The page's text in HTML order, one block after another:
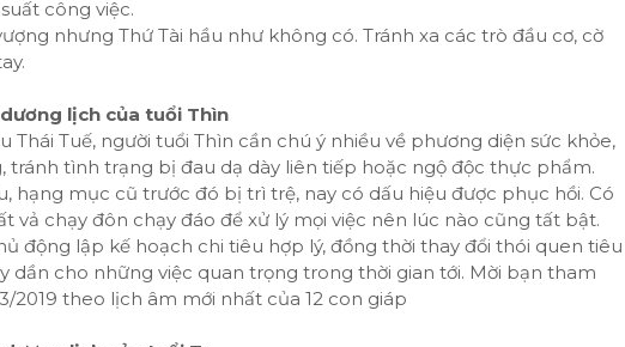
công việc.
nhưng Thứ Tài hầu như không có. Tránh xa các trò đầu cơ, cờ
lịch của tuổi Thìn
Thái Tuế, người tuổi Thìn cần chú ý nhiều về phương diện sức khỏe,
tránh tình trạng bị đau dạ dày liên tiếp hoặc ngộ độc thực phẩm.
hạng mục cũ trước đó bị trì trệ, nay có dấu hiệu được phục hồi. Có
vả chạy đôn chạy đáo để xử lý mọi việc nên lúc nào cũng tất bật.
động lập kế hoạch chi tiêu hợp lý, đồng thời thay đổi thói quen tiêu
dần cho những việc quan trọng trong thời gian tới. Mời bạn tham
2019 theo lịch âm mới nhất của 12 con giáp